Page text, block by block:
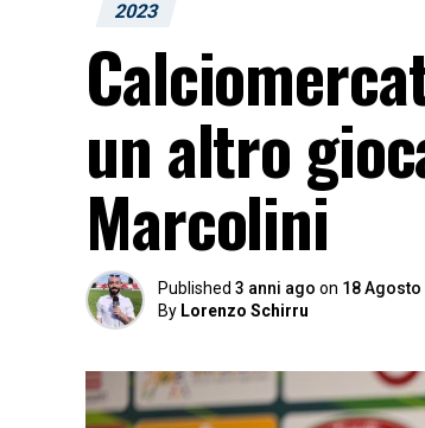
2023
un altro
Marcolini
Published 3 anni ago on 18 Agosto
By Lorenzo Schirru